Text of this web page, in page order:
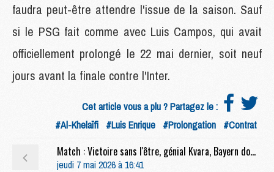
faudra peut-être attendre l'issue de la saison. Sauf
si le PSG fait comme avec Luis Campos, qui avait
officiellement prolongé le 22 mai dernier, soit neuf
jours avant la finale contre l'Inter.
Cet article vous a plu ? Partagez le :
#Al-Khelaïfi #Luis Enrique #Prolongation #Contrat
Match : Victoire sans l'être, génial Kvara, Bayern dominé, etc, 30 pensées rapides sur Bayern/PSG (1-1)
jeudi 7 mai 2026 à 16:41